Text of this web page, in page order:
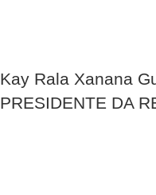
Kay Rala Xanana
PRESIDENTE DA